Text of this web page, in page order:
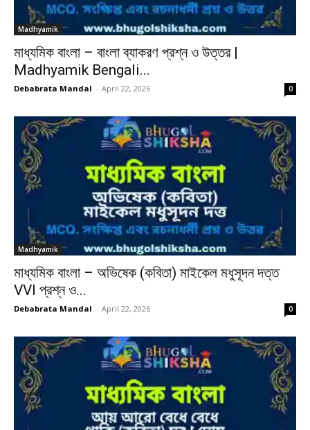
Madhyamik
মাধ্যমিক বাংলা – বাংলা ব্যাকরণ প্রশ্ন ও উত্তর |
Madhyamik Bengali...
Debabrata Mandal - April 22, 2026 0
Madhyamik
মাধ্যমিক বাংলা – অভিষেক (কবিতা) মাইকেল মধুসূদন দত্ত
VVI প্রশ্ন ও...
Debabrata Mandal - April 22, 2026 0